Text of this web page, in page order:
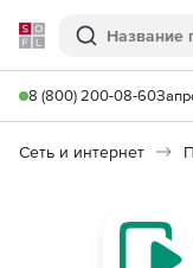
Softline
Поиск
8 (800) 200-08-60
Сеть и интернет